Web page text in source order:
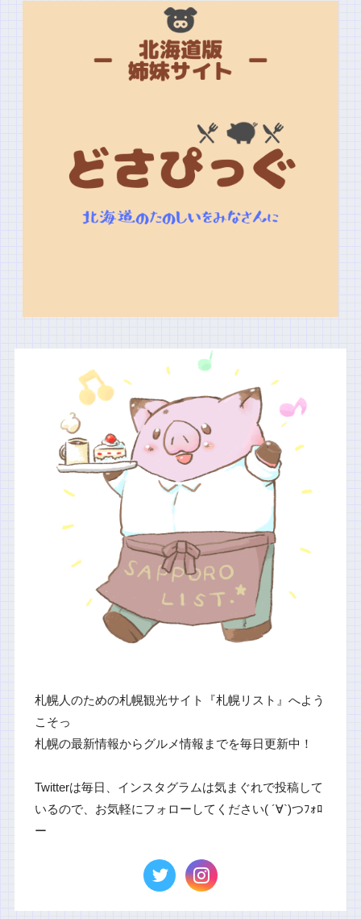
札幌人のための札幌観光サイト『札幌リスト』へよう
こそっ
札幌の最新情報からグルメ情報までを毎日更新中！
Twitterは毎日、インスタグラムは気まぐれで投稿して
いるので、お気軽にフォローしてください( ´∀`)つﾌｫﾛ
ー